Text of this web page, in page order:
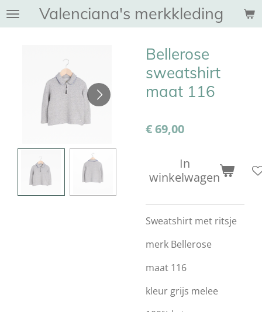
Ga
direct
hoofdinhoud
Valenciana's merkkleding
Bellerose
sweatshirt
maat 116
€ 69,00
In
winkelwagen
Sweatshirt met ritsje
merk Bellerose
maat 116
kleur grijs melee